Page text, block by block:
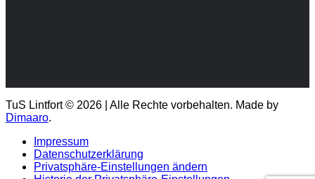
TuS Lintfort © 2026 | Alle Rechte vorbehalten. Made by
Dimaaro.
Impressum
Datenschutzerklärung
Privatsphäre-Einstellungen ändern